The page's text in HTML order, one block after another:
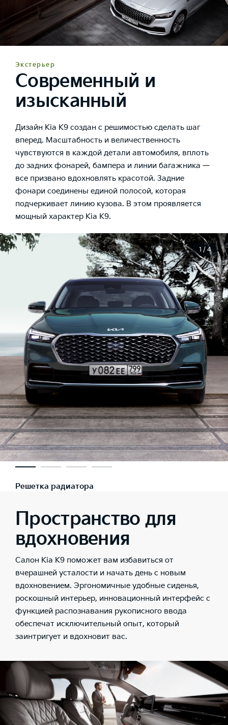
Экстерьер
Современный и
изысканный
Дизайн Kia K9 создан с решимостью сделать шаг
вперед. Масштабность и величественность
чувствуются в каждой детали автомобиля, вплоть
до задних фонарей, бампера и линии багажника —
все призвано вдохновлять красотой. Задние
фонари соединены единой полосой, которая
подчеркивает линию кузова. В этом проявляется
мощный характер Kia K9.
Решетка радиатора
1 / 4
Пространство для
вдохновения
Салон Kia K9 поможет вам избавиться от
вчерашней усталости и начать день с новым
вдохновением. Эргономичные удобные сиденья,
роскошный интерьер, инновационный интерфейс с
функцией распознавания рукописного ввода
обеспечат исключительный опыт, который
заинтригует и вдохновит вас.